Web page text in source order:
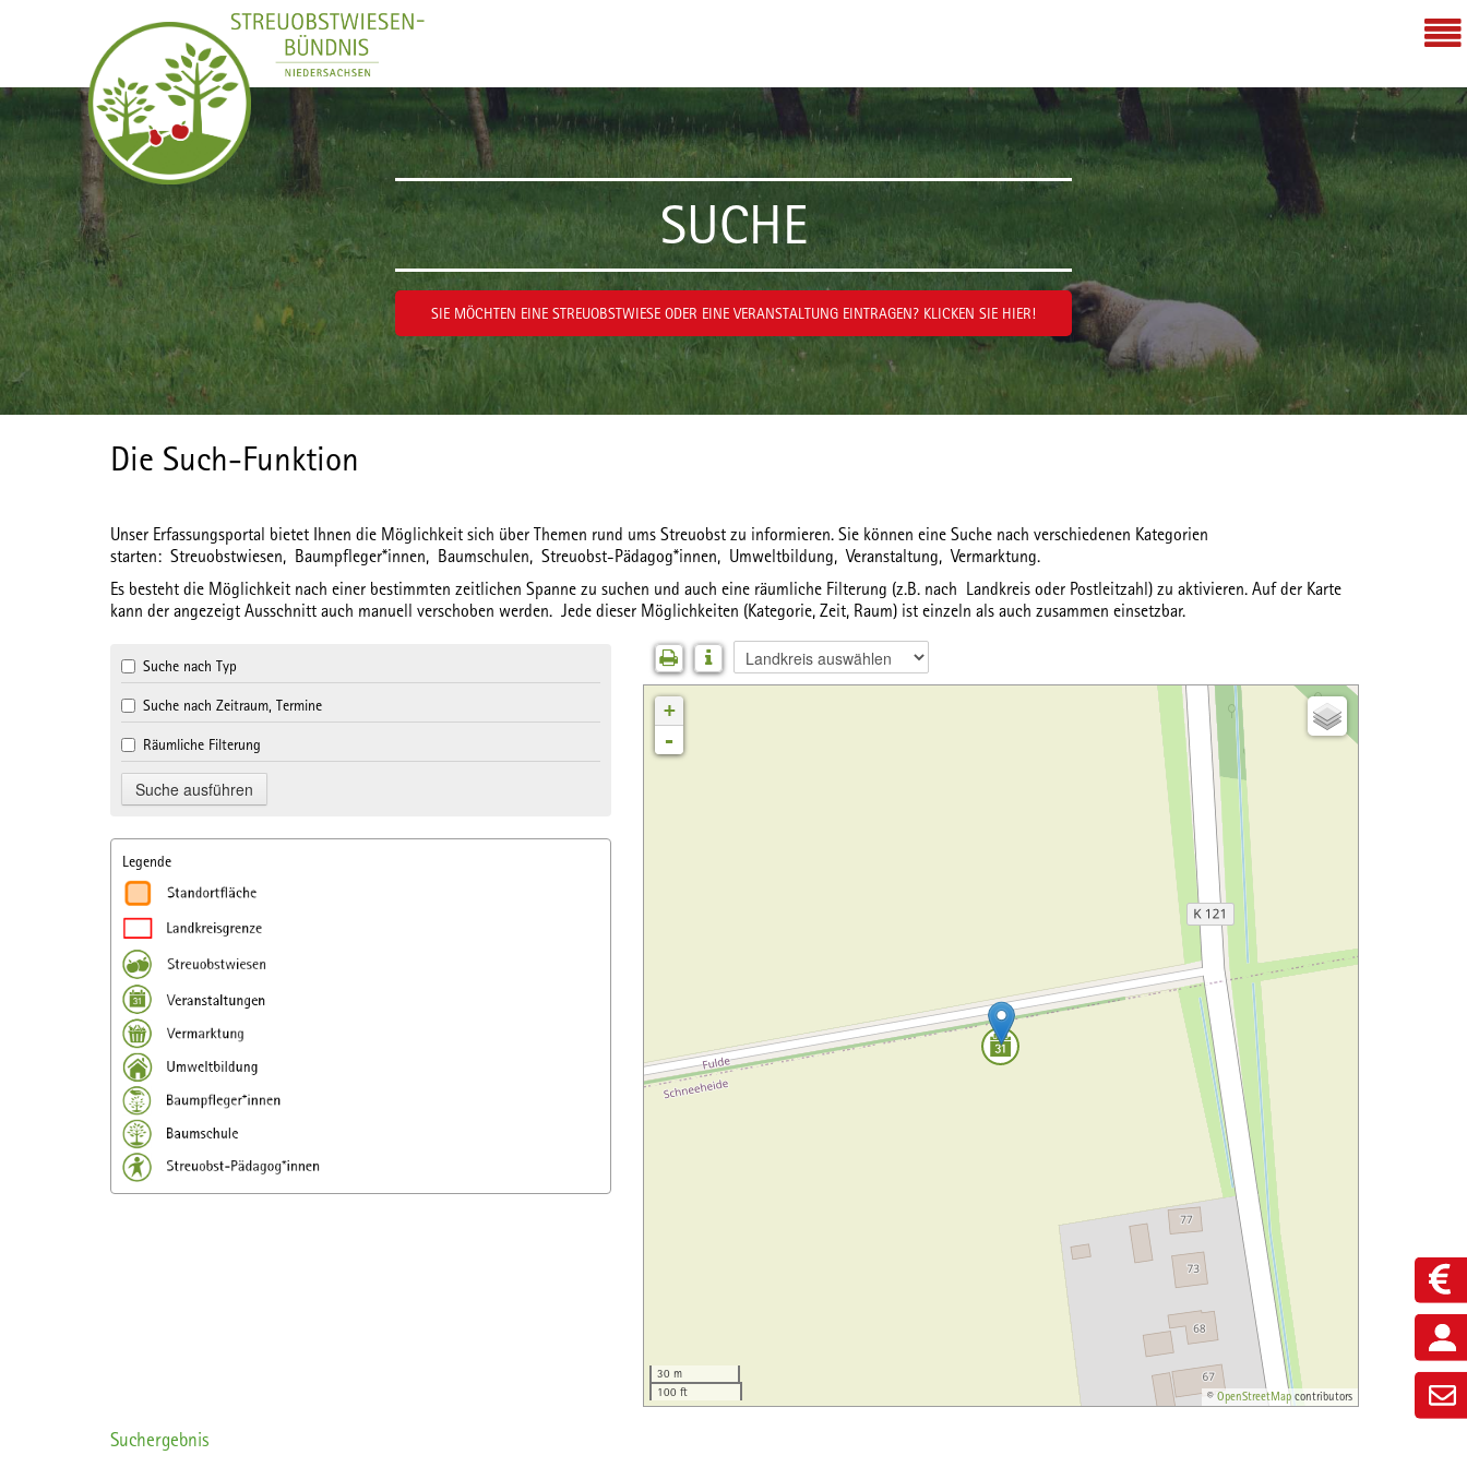
SUCHE
SIE MÖCHTEN EINE STREUOBSTWIESE ODER EINE VERANSTALTUNG EINTRAGEN? KLICKEN SIE HIER!
Die Such-Funktion
Unser Erfassungsportal bietet Ihnen die Möglichkeit sich über Themen rund ums Streuobst zu informieren. Sie können eine Suche nach verschiedenen Kategorien
starten: Streuobstwiesen, Baumpfleger*innen, Baumschulen, Streuobst-Pädagog*innen, Umweltbildung,Veranstaltung,Vermarktung.
Es besteht die Möglichkeit nach einer bestimmten zeitlichen Spannezu suchen und auch eine räumliche Filterung (z.B. nach Landkreis oder Postleitzahl) zu aktivieren. Auf der Karte
kann der angezeigt Ausschnitt auch manuell verschoben werden. Jede dieser Möglichkeiten (Kategorie, Zeit, Raum) ist einzeln als auch zusammen einsetzbar.
Suche nach Typ
Suche nach Zeitraum, Termine
Räumliche Filterung
Legende
+
-
30 m
100 ft
©OpenStreetMap contributors
Suchergebnis